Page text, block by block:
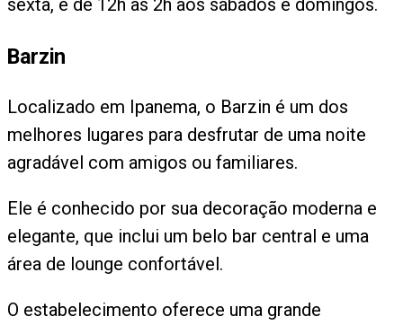
sexta, e de 12h às 2h aos sábados e domingos.
Barzin
Localizado em Ipanema, o Barzin é um dos
melhores lugares para desfrutar de uma noite
agradável com amigos ou familiares.
Ele é conhecido por sua decoração moderna e
elegante, que inclui um belo bar central e uma
área de lounge confortável.
O estabelecimento oferece uma grande